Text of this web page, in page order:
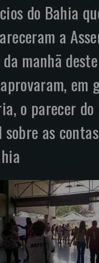
do Bahia
a
manhã
em
o parecer do
sobre as